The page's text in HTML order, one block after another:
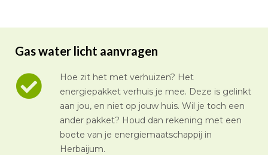
Gas water licht aanvragen
Hoe zit het met verhuizen? Het
energiepakket verhuis je mee. Deze is gelinkt
aan jou, en niet op jouw huis. Wil je toch een
ander pakket? Houd dan rekening met een
boete van je energiemaatschappij in
Herbaijum.